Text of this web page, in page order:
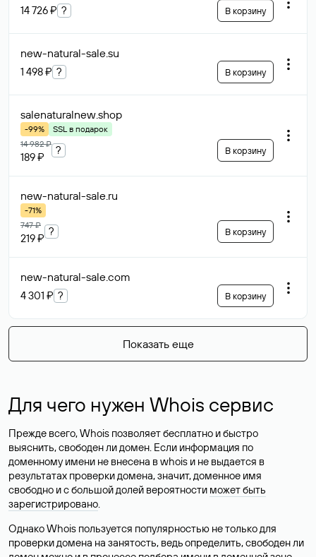
14 726 ₽ ? В корзину
new-natural-sale.su
1 498 ₽ ? В корзину
salenaturalnew.shop
-99%
SSL в подарок
14 982 ₽
189 ₽
? В корзину
new-natural-sale.ru
-71%
747 ₽
219 ₽
? В корзину
new-natural-sale.com
4 301 ₽ ? В корзину
Показать еще
Для чего нужен Whois сервис
Прежде всего, Whois позволяет бесплатно и быстро
выяснить, свободен ли домен. Если информация по
доменному имени не внесена в whois и не выдается в
результатах проверки домена, значит, доменное имя
свободно и с большой долей вероятности может быть
зарегистрировано.
Однако Whois пользуется популярностью не только для
проверки домена на занятость, ведь определить, свободен ли